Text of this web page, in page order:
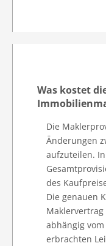
Was kostet
Die
Änderungen
aufzuteilen.
des
Die genauen
abhängig
erbrachten